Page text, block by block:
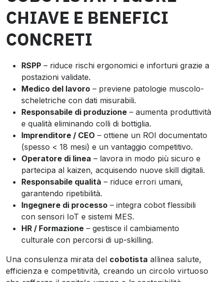
CHIAVE E BENEFICI
CONCRETI
RSPP – riduce rischi ergonomici e infortuni grazie a
postazioni validate.
Medico del lavoro – previene patologie muscolo-
scheletriche con dati misurabili.
Responsabile di produzione – aumenta produttività
e qualità eliminando colli di bottiglia.
Imprenditore / CEO – ottiene un ROI documentato
(spesso < 18 mesi) e un vantaggio competitivo.
Operatore di linea – lavora in modo più sicuro e
partecipa al kaizen, acquisendo nuove skill digitali.
Responsabile qualità – riduce errori umani,
garantendo ripetibilità.
Ingegnere di processo – integra cobot flessibili
con sensori IoT e sistemi MES.
HR / Formazione – gestisce il cambiamento
culturale con percorsi di up-skilling.
Una consulenza mirata del cobotista allinea salute,
efficienza e competitività, creando un circolo virtuoso